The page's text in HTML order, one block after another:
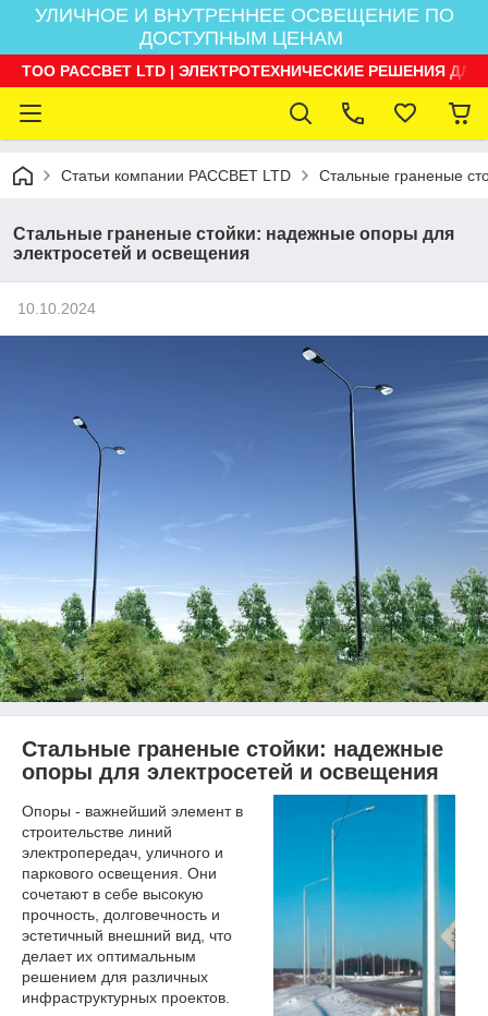
УЛИЧНОЕ И ВНУТРЕННЕЕ ОСВЕЩЕНИЕ ПО
ДОСТУПНЫМ ЦЕНАМ
ТОО РАССВЕТ LTD | ЭЛЕКТРОТЕХНИЧЕСКИЕ РЕШЕНИЯ
Статьи компании РАССВЕТ LTD Стальные граненые
Стальные граненые стойки: надежные опоры для
электросетей и освещения
10.10.2024
Стальные граненые стойки: надежные
опоры для электросетей и освещения
Опоры - важнейший элемент в
строительстве линий
электропередач, уличного и
паркового освещения. Они
сочетают в себе высокую
прочность, долговечность и
эстетичный внешний вид, что
делает их оптимальным
решением для различных
инфраструктурных проектов.